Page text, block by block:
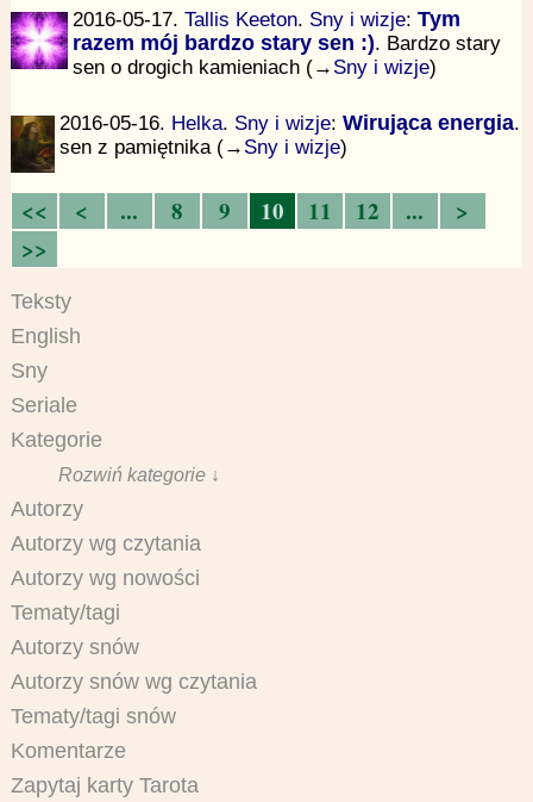
2016-05-17. Tallis Keeton. Sny i wizje: Tym
razem mój bardzo stary sen :). Bardzo stary
sen o drogich kamieniach (→ Sny i wizje)
2016-05-16. Helka. Sny i wizje:Wirująca energia.
sen z pamiętnika (→ Sny i wizje)
<< < ... 8 9 10 11 12 ...
>
>>
Teksty
English
Sny
Seriale
Kategorie
Rozwiń kategorie ↓
Autorzy
Autorzy wg czytania
Autorzy wg nowości
Tematy/tagi
Autorzy snów
Autorzy snów wg czytania
Tematy/tagi snów
Komentarze
Zapytaj karty Tarota